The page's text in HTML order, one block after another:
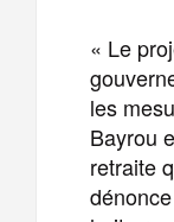
« Le
les
Bayrou
retraite